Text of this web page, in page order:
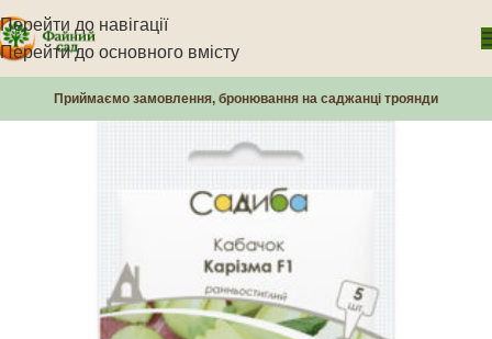
Перейти до навігації
Перейти до основного вмісту
Приймаємо замовлення, бронювання на саджанці троянди